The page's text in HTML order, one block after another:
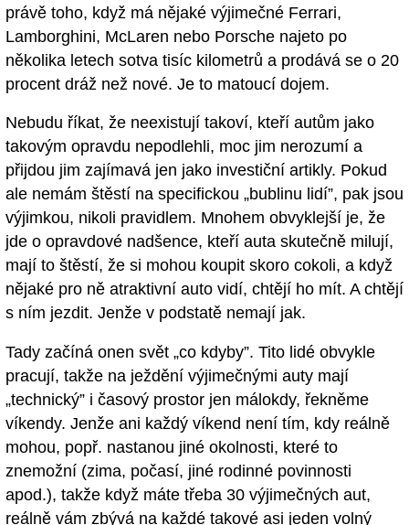
právě toho, když má nějaké výjimečné Ferrari,
Lamborghini, McLaren nebo Porsche najeto po
několika letech sotva tisíc kilometrů a prodává se o 20
procent dráž než nové. Je to matoucí dojem.
Nebudu říkat, že neexistují takoví, kteří autům jako
takovým opravdu nepodlehli, moc jim nerozumí a
přijdou jim zajímavá jen jako investiční artikly. Pokud
ale nemám štěstí na specifickou „bublinu lidí”, pak jsou
výjimkou, nikoli pravidlem. Mnohem obvyklejší je, že
jde o opravdové nadšence, kteří auta skutečně milují,
mají to štěstí, že si mohou koupit skoro cokoli, a když
nějaké pro ně atraktivní auto vidí, chtějí ho mít. A chtějí
s ním jezdit. Jenže v podstatě nemají jak.
Tady začíná onen svět „co kdyby”. Tito lidé obvykle
pracují, takže na ježdění výjimečnými auty mají
„technický” i časový prostor jen málokdy, řekněme
víkendy. Jenže ani každý víkend není tím, kdy reálně
mohou, popř. nastanou jiné okolnosti, které to
znemožní (zima, počasí, jiné rodinné povinnosti
apod.), takže když máte třeba 30 výjimečných aut,
reálně vám zbývá na každé takové asi jeden volný